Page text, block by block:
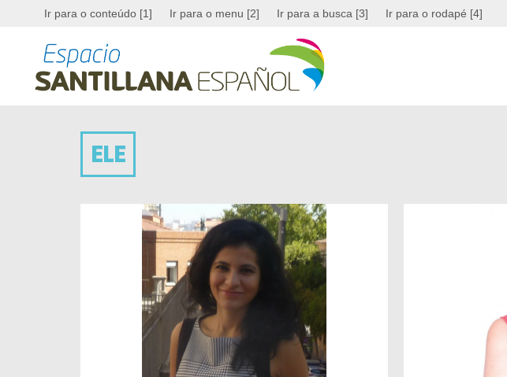
Ir para o conteúdo [1] Ir para o menu [2] Ir para a busca [3] Ir para o rodapé [4]
ELE